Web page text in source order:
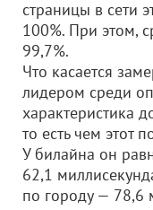
страницы в сети
100%. При этом,
99,7%.
Что касается
лидером среди
характеристика
то есть чем этот
У билайна он
62,1
по городу — 78,6